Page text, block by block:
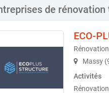
de rénovation
ECO-
Massy
Activités